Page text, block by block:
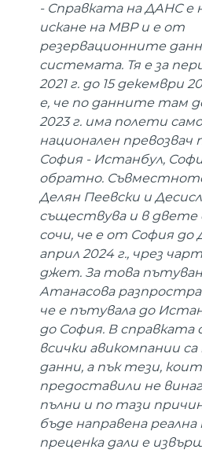
- Справката на ДАНС е
искане на МВР и е от
резервационните
системата. Тя е за
2021 г. до 15 декември
е, че по данните там
2023 г. има полети
национален превозвач
София - Истанбул,
обратно.
Делян Пеевски и
съществува и в двете
сочи, че е от София до
април 2024 г., чрез
джет. За това
Атанасова
че е пътувала до
до София. В справката
всички авикомпании са
данни, а пък тези,
предоставили не
пълни и по тази
бъде направена
преценка дали е